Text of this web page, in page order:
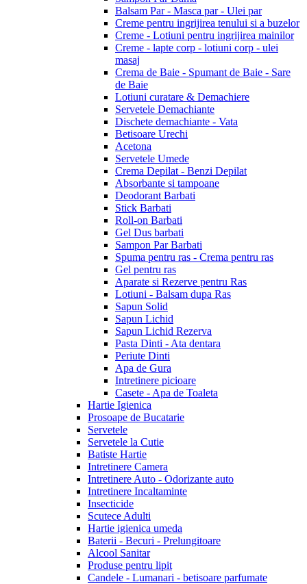
Balsam Par - Masca par - Ulei par
Creme pentru ingrijirea tenului si a buzelor
Creme - Lotiuni pentru ingrijirea mainilor
Creme - lapte corp - lotiuni corp - ulei
masaj
Crema de Baie - Spumant de Baie - Sare
de Baie
Lotiuni curatare & Demachiere
Servetele Demachiante
Dischete demachiante - Vata
Betisoare Urechi
Acetona
Servetele Umede
Crema Depilat - Benzi Depilat
Absorbante si tampoane
Deodorant Barbati
Stick Barbati
Roll-on Barbati
Gel Dus barbati
Sampon Par Barbati
Spuma pentru ras - Crema pentru ras
Gel pentru ras
Aparate si Rezerve pentru Ras
Lotiuni - Balsam dupa Ras
Sapun Solid
Sapun Lichid
Sapun Lichid Rezerva
Pasta Dinti - Ata dentara
Periute Dinti
Apa de Gura
Intretinere picioare
Casete - Apa de Toaleta
Hartie Igienica
Prosoape de Bucatarie
Servetele
Servetele la Cutie
Batiste Hartie
Intretinere Camera
Intretinere Auto - Odorizante auto
Intretinere Incaltaminte
Insecticide
Scutece Adulti
Hartie igienica umeda
Baterii - Becuri - Prelungitoare
Alcool Sanitar
Produse pentru lipit
Candele - Lumanari - betisoare parfumate